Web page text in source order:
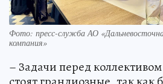
Фото: пресс-служба АО
компания»
– Задачи перед